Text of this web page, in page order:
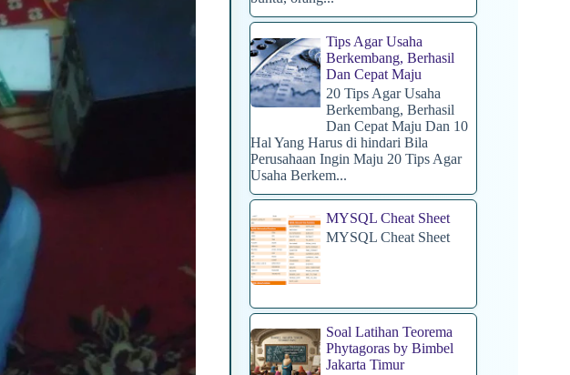
Tips Agar Usaha
Berkembang, Berhasil
Dan Cepat Maju
20 Tips Agar Usaha
Berkembang, Berhasil
Dan Cepat Maju Dan 10
Hal Yang Harus di hindari Bila
Perusahaan Ingin Maju 20 Tips Agar
Usaha Berkem...
MYSQL Cheat Sheet
MYSQL Cheat Sheet
Soal Latihan Teorema
Phytagoras by Bimbel
Jakarta Timur